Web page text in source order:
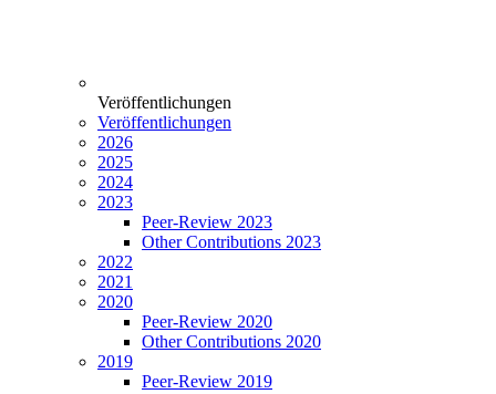
Veröffentlichungen
Veröffentlichungen
2026
2025
2024
2023
Peer-Review 2023
Other Contributions 2023
2022
2021
2020
Peer-Review 2020
Other Contributions 2020
2019
Peer-Review 2019